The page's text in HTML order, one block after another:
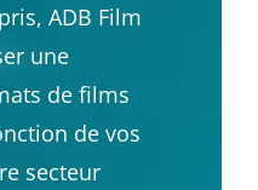
ADB Film
une
de films
de vos
secteur